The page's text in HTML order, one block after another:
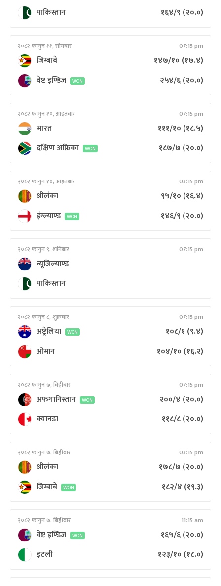
पाकिस्तान
१६४/९ (२०.०)
२०८२ फागुन ११, सोमबार 07:15 pm
जिम्बाबे १४७/१० (१७.४)
वेष्ट इण्डिज
WON २५४/६(२०.०)
२०८२ फागुन १०, आइतबार 07:15 pm
भारत १११/१० (१८.५)
दक्षिण अफ्रिका
WON १८७/७ (२०.०)
२०८२ फागुन १०, आइतबार 03:15 pm
श्रीलंका ९५/१० (१६.४)
इंग्ल्याण्ड
WON १४६/९ (२०.०)
२०८२ फागुन ९, शनिबार 07:15 pm
न्यूजिल्याण्ड
पाकिस्तान
२०८२ फागुन ८, शुक्रबार 07:15 pm
अष्ट्रेलिया WON १०८/१ (९.४)
ओमान
१०४/१० (१६.२)
२०८२ फागुन ७, बिहीबार 07:15 pm
अफगानिस्तान WON २००/४ (२०.०)
क्यानडा
११८/८(२०.०)
२०८२ फागुन ७, बिहीबार 03:15 pm
श्रीलंका १७८/७ (२०.०)
जिम्बाबे
WON १८२/४ (१९.३)
२०८२ फागुन ७, बिहीबार 11:15 am
वेष्ट इण्डिज WON १६५/६(२०.०)
इटली
१२३/१० (१८.०)